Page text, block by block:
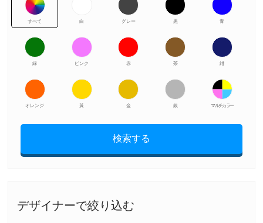
すべて 白 グレー 黒 青
緑 ピンク 赤 茶 紺
オレンジ 黃 金 銀 マルチカラー
検索する
デザイナーで絞り込む